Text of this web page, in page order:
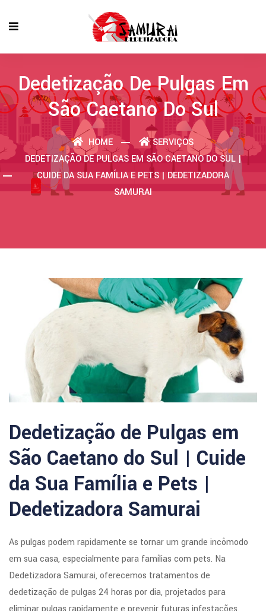
Dedetização De Pulgas Em
São Caetano Do Sul
HOME
SERVIÇOS
DEDETIZAÇÃO DE PULGAS EM SÃO CAETANO DO SUL |
CUIDE DA SUA FAMÍLIA E PETS | DEDETIZADORA
SAMURAI
Dedetização de Pulgas em
São Caetano do Sul | Cuide
da Sua Família e Pets |
Dedetizadora Samurai
As pulgas podem rapidamente se tornar um grande incômodo
em sua casa, especialmente para famílias com pets. Na
Dedetizadora Samurai, oferecemos tratamentos de
dedetização de pulgas 24 horas por dia, projetados para